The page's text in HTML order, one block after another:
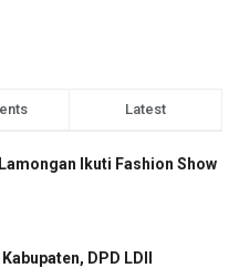
Latest
Ikuti Fashion Show
DPD LDII